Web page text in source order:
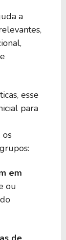
a
esse
para
os
em
ou